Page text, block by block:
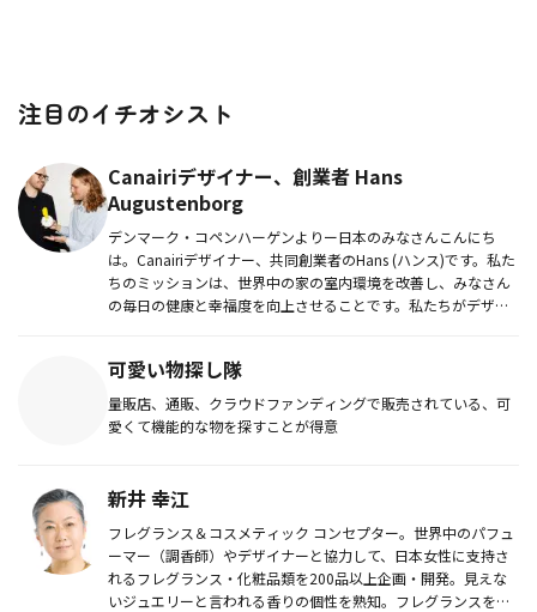
注目のイチオシスト
Canairiデザイナー、創業者 Hans
Augustenborg
デンマーク・コペンハーゲンよりー日本のみなさんこんにち
は。Canairiデザイナー、共同創業者のHans (ハンス)です。私た
ちのミッションは、世界中の家の室内環境を改善し、みなさん
の毎日の健康と幸福度を向上させることです。私たちがデザイ
可愛い物探し隊
量販店、通販、クラウドファンディングで販売されている、可
愛くて機能的な物を探すことが得意
新井 幸江
フレグランス＆コスメティック コンセプター。世界中のパフュ
ーマー（調香師）やデザイナーと協力して、日本女性に支持さ
れるフレグランス・化粧品類を200品以上企画・開発。見えな
いジュエリーと言われる香りの個性を熟知。フレグランスを創